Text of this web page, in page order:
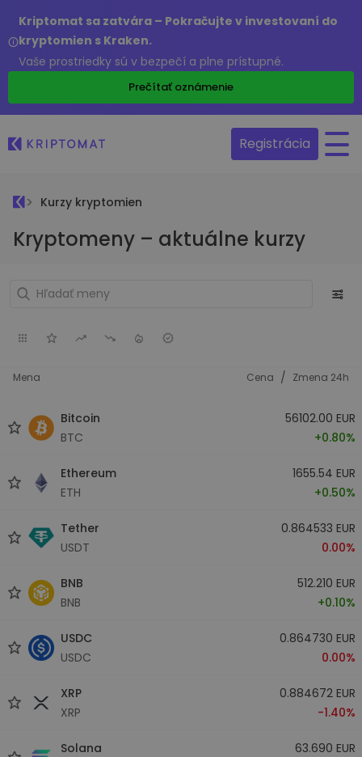
Kriptomat sa zatvára – Pokračujte v investovaní do
kryptomien s Kraken.
Vaše prostriedky sú v bezpečí a plne prístupné.
Prečítať oznámenie
Registrácia
Kurzy kryptomien
Kryptomeny – aktuálne kurzy
Mena Cena / Zmena 24h
Bitcoin
BTC
56102.00 EUR
+0.80%
Ethereum
ETH
1655.54 EUR
+0.50%
Tether
USDT
0.864533 EUR
0.00%
BNB
BNB
512.210 EUR
+0.10%
USDC
USDC
0.864730 EUR
0.00%
XRP
XRP
0.884672 EUR
-1.40%
Solana
63.690 EUR